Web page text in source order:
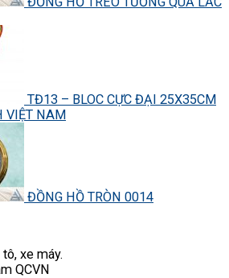
TĐ13 – BLOC CỰC ĐẠI 25X35CM
VIỆT NAM
ĐỒNG HỒ TRÒN 0014
xe máy.
QCVN